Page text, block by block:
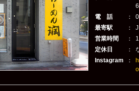
電 話
：
最寄駅
：
営業時間
：
定休日
：
Instagram
：